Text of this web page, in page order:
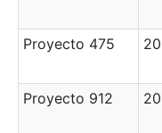
Proyecto 475
Proyecto 912